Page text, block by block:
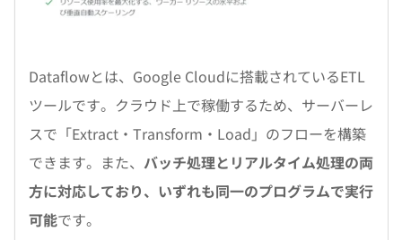
Dataflowとは、Google Cloudに搭載されているETL
ツールです。クラウド上で稼働するため、サーバーレ
スで「Extract・Transform・Load」のフローを構築
できます。また、 バッチ処理とリアルタイム処理の両
方に対応しており、いずれも同一のプログラムで実行
可能です。